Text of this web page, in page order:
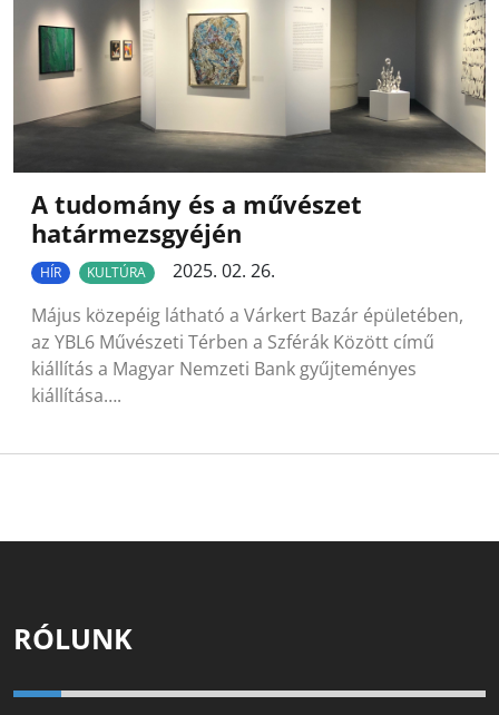
A tudomány és a művészet
határmezsgyéjén
HÍR KULTÚRA
2025. 02. 26.
Május közepéig látható a Várkert Bazár épületében,
az YBL6 Művészeti Térben a Szférák Között című
kiállítás a Magyar Nemzeti Bank gyűjteményes
kiállítása….
RÓLUNK